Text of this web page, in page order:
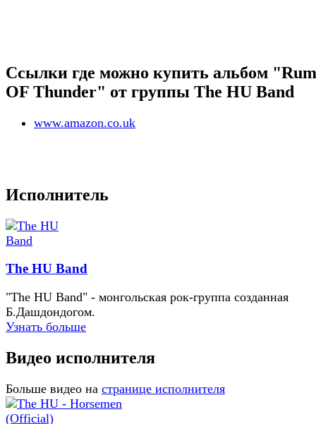
Ссылки где можно купить альбом
OF Thunder" от группы The HU Band
www.amazon.co.uk
Исполнитель
The HU Band
"The HU Band" - монгольская рок-группа созданная
Б.Дашдондогом.
Узнать больше
Видео исполнителя
Больше видео на странице исполнителя